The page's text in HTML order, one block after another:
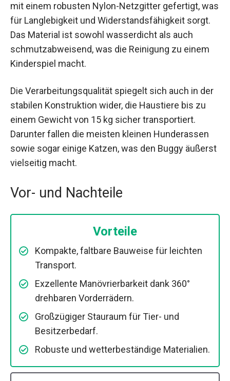
mit einem robusten Nylon-Netzgitter gefertigt, was
für Langlebigkeit und Widerstandsfähigkeit sorgt.
Das Material ist sowohl wasserdicht als auch
schmutzabweisend, was die Reinigung zu einem
Kinderspiel macht.
Die Verarbeitungsqualität spiegelt sich auch in der
stabilen Konstruktion wider, die Haustiere bis zu
einem Gewicht von 15 kg sicher transportiert.
Darunter fallen die meisten kleinen Hunderassen
sowie sogar einige Katzen, was den Buggy äußerst
vielseitig macht.
Vor- und Nachteile
Vorteile
Kompakte, faltbare Bauweise für leichten
Transport.
Exzellente Manövrierbarkeit dank 360°
drehbaren Vorderrädern.
Großzügiger Stauraum für Tier- und
Besitzerbedarf.
Robuste und wetterbeständige Materialien.